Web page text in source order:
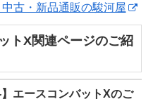
古・新品通販の駿河屋
トX関連ページのご紹
エースコンバットXのご